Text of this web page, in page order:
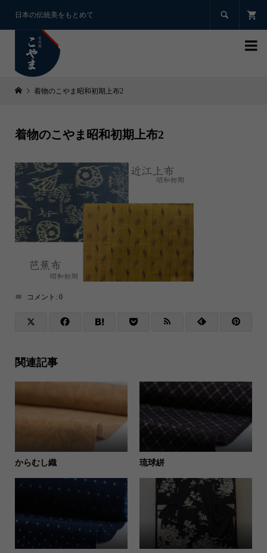
日本の伝統美をもとめて 

着物のこやま昭和初期上布2
着物のこやま昭和初期上布2
コメント: 0
関連記事
からむし織 琉球絣